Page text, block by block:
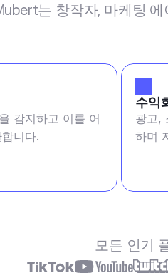
는 창작자, 마케팅
감지하고 이를 어
니다.
수익
광고,
하며
모든 인기